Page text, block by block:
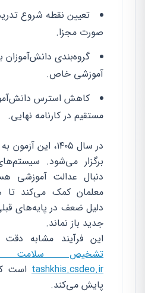
تعیین نقطه شروع
صورت مجزا.
گروه‌بندی دانش‌آموزان
آموزشی خاص.
کاهش استرس
مستقیم در کارنامه نهایی.
در سال ۱۴۰۵، این
برگزار می‌شود.
دنبال عدالت آموزشی
معلمان کمک می‌کند تا
دلیل ضعف در پایه‌های
جدید باز نماند.
این فرآیند مشابه دقت
تشخیص سلامت
tashkhis.csdeo.ir است
پایش می‌کند.